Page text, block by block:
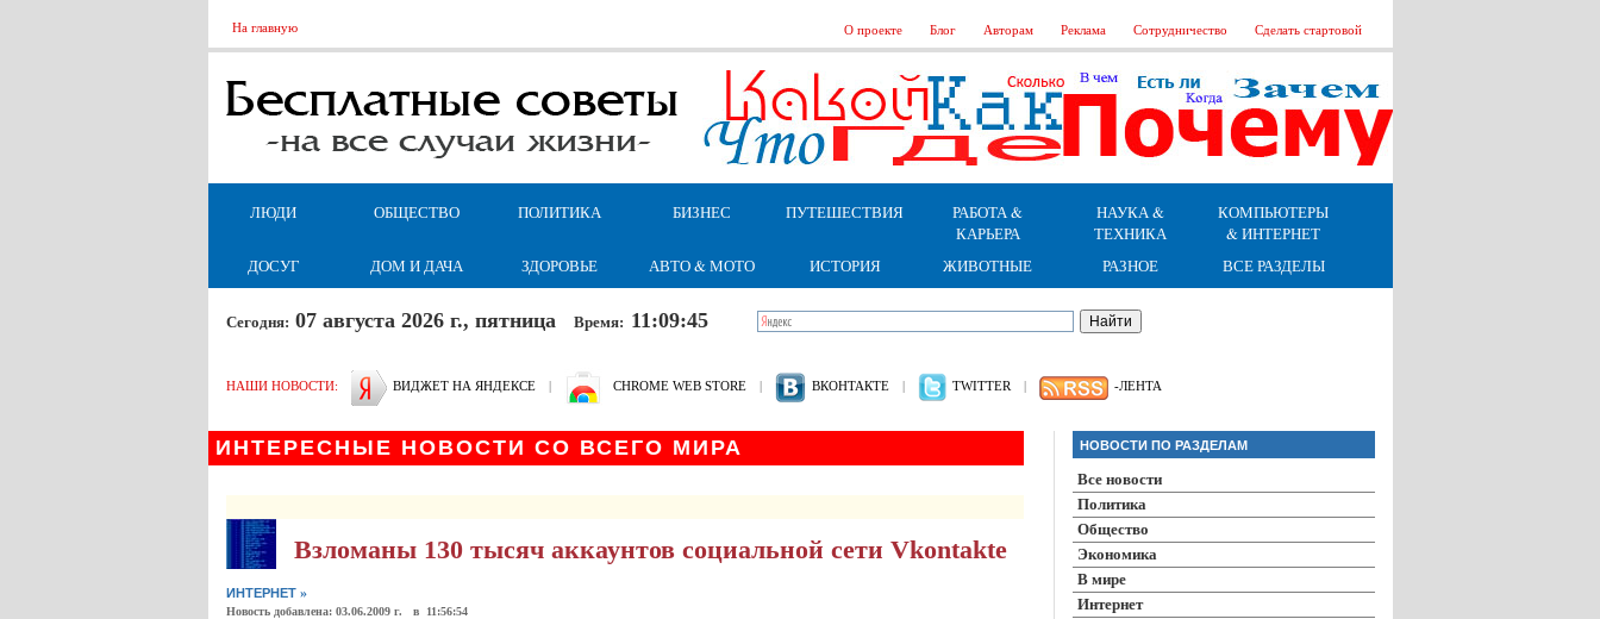
На главную О проекте Блог Авторам Реклама Сотрудничество Сделать стартовой
ЛЮДИ ОБЩЕСТВО ПОЛИТИКА БИЗНЕС ПУТЕШЕСТВИЯ
РАБОТА &
КАРЬЕРА
НАУКА &
ТЕХНИКА
КОМПЬЮТЕРЫ
& ИНТЕРНЕТ
ДОСУГ
ДОМ И ДАЧА ЗДОРОВЬЕ АВТО & МОТО ИСТОРИЯ ЖИВОТНЫЕ РАЗНОЕ ВСЕ РАЗДЕЛЫ
Сегодня: 07 августа 2026 г., пятница Время: 11:09:45
НАШИ НОВОСТИ: ВИДЖЕТ НА ЯНДЕКСЕ | CHROME WEB STORE | ВКОНТАКТЕ | TWITTER | -ЛЕНТА
ИНТЕРЕСНЫЕ НОВОСТИ СО ВСЕГО МИРА
Взломаны 130 тысяч аккаунтов социальной сети Vkontakte
ИНТЕРНЕТ»
Новость добавлена: 03.06.2009 г. в 11:56:54
НОВОСТИ ПО РАЗДЕЛАМ
Все новости
Политика
Общество
Экономика
В мире
Интернет